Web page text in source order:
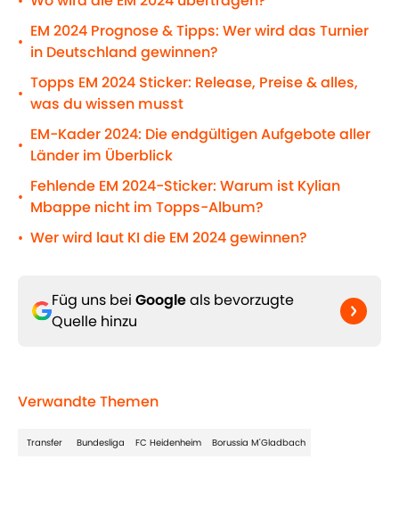
•
EM 2024 Prognose & Tipps: Wer wird das Turnier
in Deutschland gewinnen?
•
Topps EM 2024 Sticker: Release, Preise & alles,
was du wissen musst
•
EM-Kader 2024: Die endgültigen Aufgebote aller
Länder im Überblick
•
Fehlende EM 2024-Sticker: Warum ist Kylian
Mbappe nicht im Topps-Album?
• Wer wird laut KI die EM 2024 gewinnen?
Füg uns bei Googleals bevorzugte
Quelle hinzu
Verwandte Themen
Transfer Bundesliga FC Heidenheim Borussia M'Gladbach